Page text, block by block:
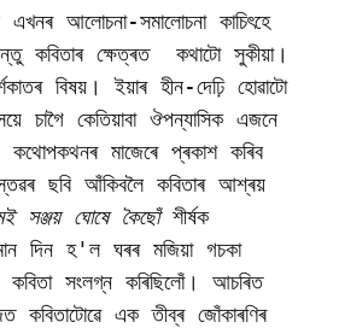
আলোচনা-সমালোচনা কাচিৎহে
কবিতাৰ ক্ষেত্ৰত  কথাটো সুকীয়া।
বিষয়। ইয়াৰ হীন-দেঢ়ি হোৱাটো
চাগৈ কেতিয়াবা ঔপন্যাসিক এজনে
কথোপকথনৰ মাজেৰে প্ৰকাশ কৰিব
ছবি আঁকিবলৈ কবিতাৰ আশ্ৰয়
সঞ্জয় ঘোষে কৈছোঁ শীৰ্ষক
দিন হ'ল ঘৰৰ মজিয়া গচকা
কবিতা সংলগ্ন কৰিছিলোঁ। আচৰিত
কবিতাটোৱে এক তীব্ৰ জোঁকাৰণিৰ